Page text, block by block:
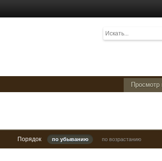
Просмотр
Порядок по убыванию по возрастанию